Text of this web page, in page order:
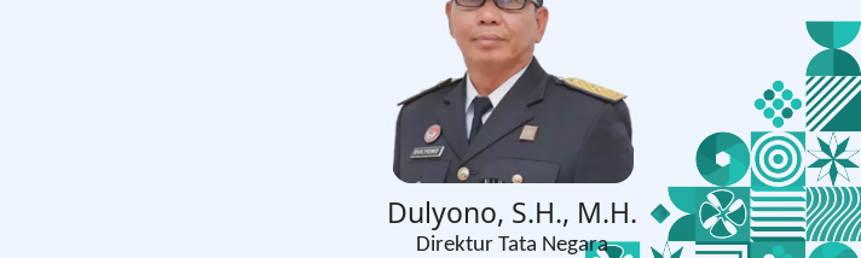
Dulyono, S.H., M.H.
Direktur Tata Negara